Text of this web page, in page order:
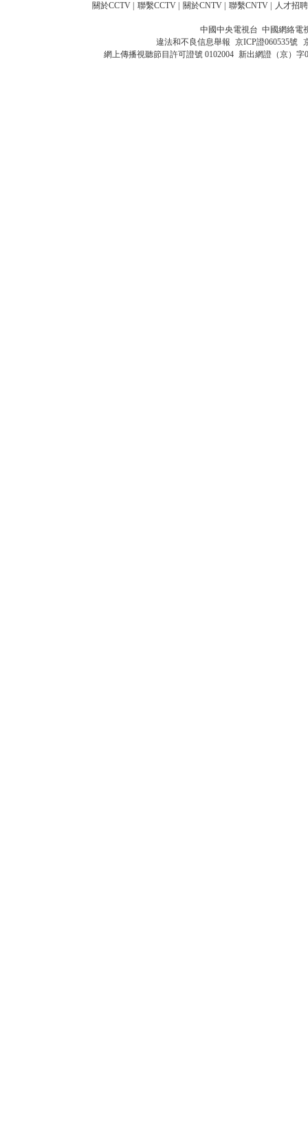
關於CCTV 聯繫CCTV 關於CNTV 聯繫CNTV 人才招聘
中國中央電視台 中國網絡電
違法和不良信息舉報 京ICP證060535號
網上傳播視聽節目許可證號 0102004 新出網證（京）